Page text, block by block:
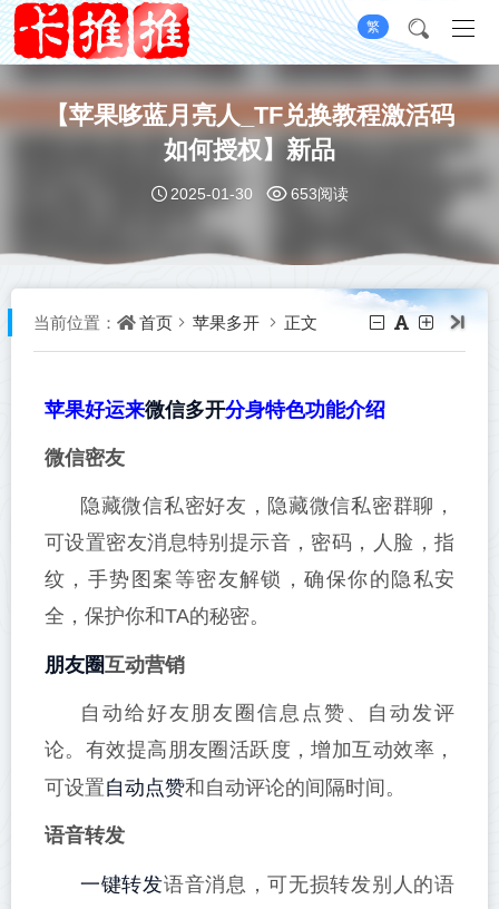
繁
【苹果哆蓝月亮人_TF兑换教程激活码
如何授权】新品
2025-01-30 653阅读
当前位置： 首页 苹果多开 正文
苹果好运来微信多开分身特色功能介绍
微信密友
隐藏微信私密好友，隐藏微信私密群聊，
可设置密友消息特别提示音，密码，人脸，指
纹，手势图案等密友解锁，确保你的隐私安
全，保护你和TA的秘密。
朋友圈互动营销
自动给好友朋友圈信息点赞、自动发评
论。有效提高朋友圈活跃度，增加互动效率，
可设置自动点赞和自动评论的间隔时间。
语音转发
一键转发语音消息，可无损转发别人的语